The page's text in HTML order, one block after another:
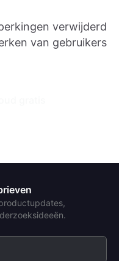
verwijderd
van gebruikers